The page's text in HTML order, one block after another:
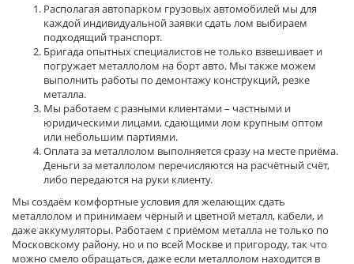
Располагая автопарком грузовых автомобилей мы для
каждой индивидуальной заявки сдать лом выбираем
подходящий транспорт.
Бригада опытных специалистов не только взвешивает и
погружает металлолом на борт авто. Мы также можем
выполнить работы по демонтажу конструкций, резке
металла.
Мы работаем с разными клиентами – частными и
юридическими лицами, сдающими лом крупным оптом
или небольшим партиями.
Оплата за металлолом выполняется сразу на месте приёма.
Деньги за металлолом перечисляются на расчётный счёт,
либо передаются на руки клиенту.
Мы создаём комфортные условия для желающих сдать
металлолом и принимаем чёрный и цветной металл, кабели, и
даже аккумуляторы. Работаем с приёмом металла не только по
Московскому району, но и по всей Москве и пригороду, так что
можно смело обращаться, даже если металлолом находится в